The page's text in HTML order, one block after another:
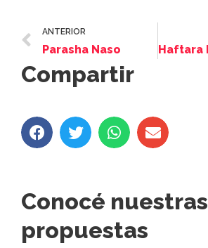
ANTERIOR
Parasha Naso
Compartir
Conocé nuestras
propuestas